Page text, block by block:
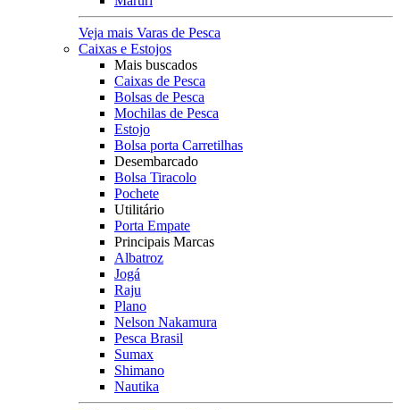
Veja mais Varas de Pesca
Caixas e Estojos
Mais buscados
Caixas de Pesca
Bolsas de Pesca
Mochilas de Pesca
Estojo
Bolsa porta Carretilhas
Desembarcado
Bolsa Tiracolo
Pochete
Utilitário
Porta Empate
Principais Marcas
Albatroz
Jogá
Raju
Plano
Nelson Nakamura
Pesca Brasil
Sumax
Shimano
Nautika